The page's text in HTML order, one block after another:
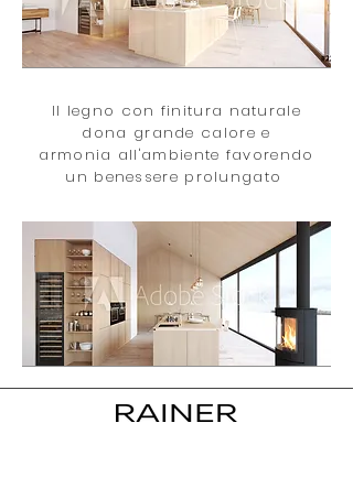
Il legno con finitura naturale
dona grande calore e
armonia all'ambiente favorendo
un benessere prolungato